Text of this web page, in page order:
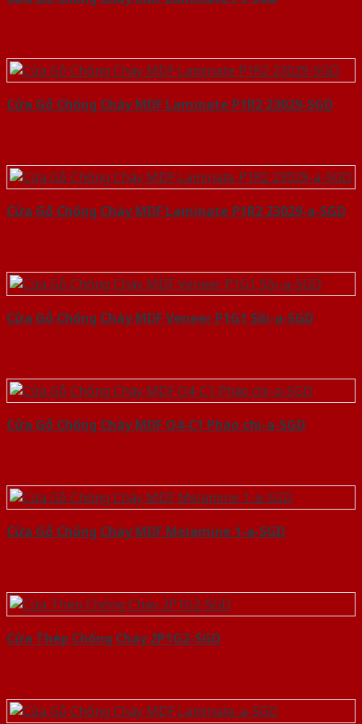
Cửa Gỗ Chống Cháy MDF Laminate P1R2 23029-SGD
Cửa Gỗ Chống Cháy MDF Laminate P1R2 23029-a-SGD
Cửa Gỗ Chống Cháy MDF Veneer P1G1 Sồi-a-SGD
Cửa Gỗ Chống Cháy MDF O4-C1 Phào chi-a-SGD
Cửa Gỗ Chống Cháy MDF Melamine 1-a-SGD
Cửa Thép Chống Cháy 2P1G2-SGD